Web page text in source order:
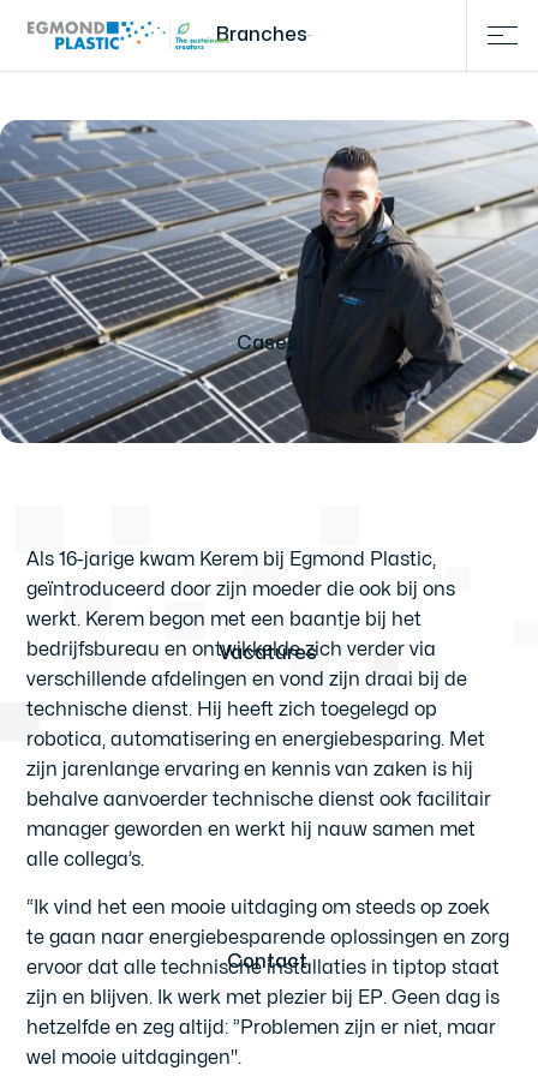
Branches
Cases
Vacatures
Contact
Als 16-jarige kwam Kerem bij Egmond Plastic,
geïntroduceerd door zijn moeder die ook bij ons
werkt. Kerem begon met een baantje bij het
bedrijfsbureau en ontwikkelde zich verder via
verschillende afdelingen en vond zijn draai bij de
technische dienst. Hij heeft zich toegelegd op
robotica, automatisering en energiebesparing. Met
zijn jarenlange ervaring en kennis van zaken is hij
behalve aanvoerder technische dienst ook facilitair
manager geworden en werkt hij nauw samen met
alle collega’s.
“Ik vind het een mooie uitdaging om steeds op zoek
te gaan naar energiebesparende oplossingen en zorg
ervoor dat alle technische installaties in tiptop staat
zijn en blijven. Ik werk met plezier bij EP. Geen dag is
hetzelfde en zeg altijd: ”Problemen zijn er niet, maar
wel mooie uitdagingen".